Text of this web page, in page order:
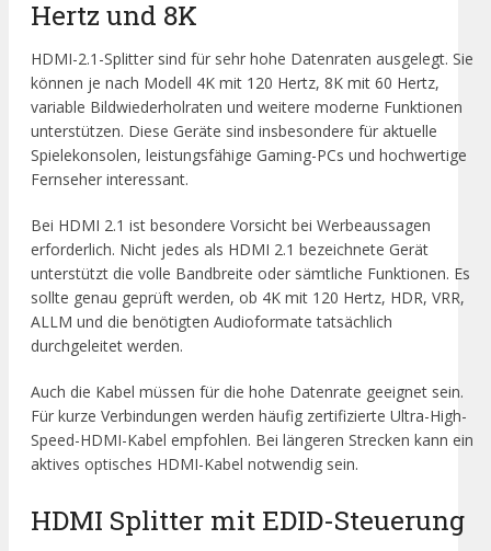
Hertz und 8K
HDMI-2.1-Splitter sind für sehr hohe Datenraten ausgelegt. Sie
können je nach Modell 4K mit 120 Hertz, 8K mit 60 Hertz,
variable Bildwiederholraten und weitere moderne Funktionen
unterstützen. Diese Geräte sind insbesondere für aktuelle
Spielekonsolen, leistungsfähige Gaming-PCs und hochwertige
Fernseher interessant.
Bei HDMI 2.1 ist besondere Vorsicht bei Werbeaussagen
erforderlich. Nicht jedes als HDMI 2.1 bezeichnete Gerät
unterstützt die volle Bandbreite oder sämtliche Funktionen. Es
sollte genau geprüft werden, ob 4K mit 120 Hertz, HDR, VRR,
ALLM und die benötigten Audioformate tatsächlich
durchgeleitet werden.
Auch die Kabel müssen für die hohe Datenrate geeignet sein.
Für kurze Verbindungen werden häufig zertifizierte Ultra-High-
Speed-HDMI-Kabel empfohlen. Bei längeren Strecken kann ein
aktives optisches HDMI-Kabel notwendig sein.
HDMI Splitter mit EDID-Steuerung